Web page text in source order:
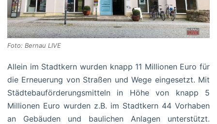
Foto: Bernau LIVE
Allein im Stadtkern wurden knapp 11 Millionen Euro für
die Erneuerung von Straßen und Wege eingesetzt. Mit
Städtebauförderungsmitteln in Höhe von knapp 5
Millionen Euro wurden z.B. im Stadtkern 44 Vorhaben
an Gebäuden und baulichen Anlagen unterstützt.